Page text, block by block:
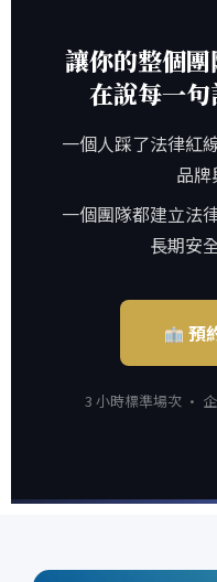
讓你的整個
在說每一
一個人踩了法律紅
品牌
一個團隊都建立法
長期安
預
3 小時標準場次 ·